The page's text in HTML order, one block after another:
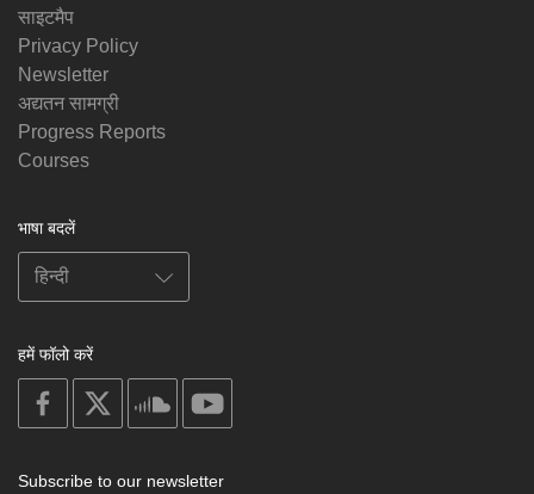
साइटमैप
Privacy Policy
Newsletter
अद्यतन सामग्री
Progress Reports
Courses
भाषा बदलें
हमें फॉलो करें
on
facebook
soundcloud
Subscribe to our newsletter